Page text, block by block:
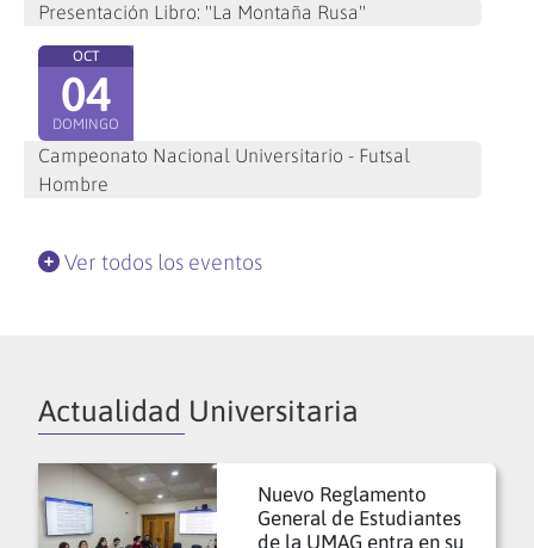
Presentación Libro: "La Montaña Rusa"
OCT
04
DOMINGO
Campeonato Nacional Universitario - Futsal
Hombre
Ver todos los eventos
Actualidad Universitaria
Nuevo Reglamento
General de Estudiantes
de la UMAG entra en su